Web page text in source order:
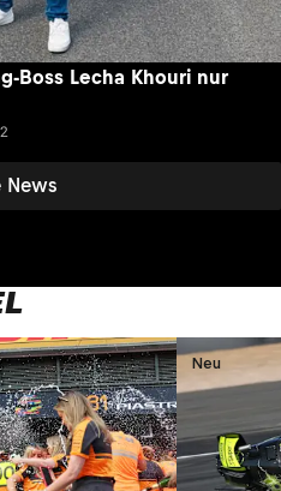
News
Boss Lecha Khouri nur
Neu